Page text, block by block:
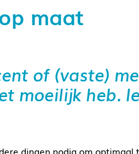
maat
of (vaste)
moeilijk heb.
dingen nodig om